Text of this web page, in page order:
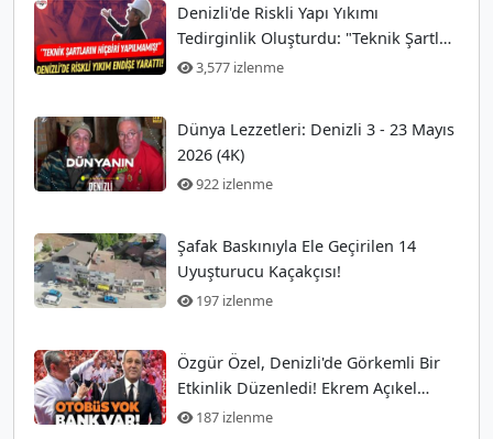
Denizli'de Riskli Yapı Yıkımı
Tedirginlik Oluşturdu: "Teknik Şartlar
Hiç Yerine Getirilmedi!"
3,577 izlenme
Dünya Lezzetleri: Denizli 3 - 23 Mayıs
2026 (4K)
922 izlenme
Şafak Baskınıyla Ele Geçirilen 14
Uyuşturucu Kaçakçısı!
197 izlenme
Özgür Özel, Denizli'de Görkemli Bir
Etkinlik Düzenledi! Ekrem Açıkel
Tarihi Olayı
187 izlenme